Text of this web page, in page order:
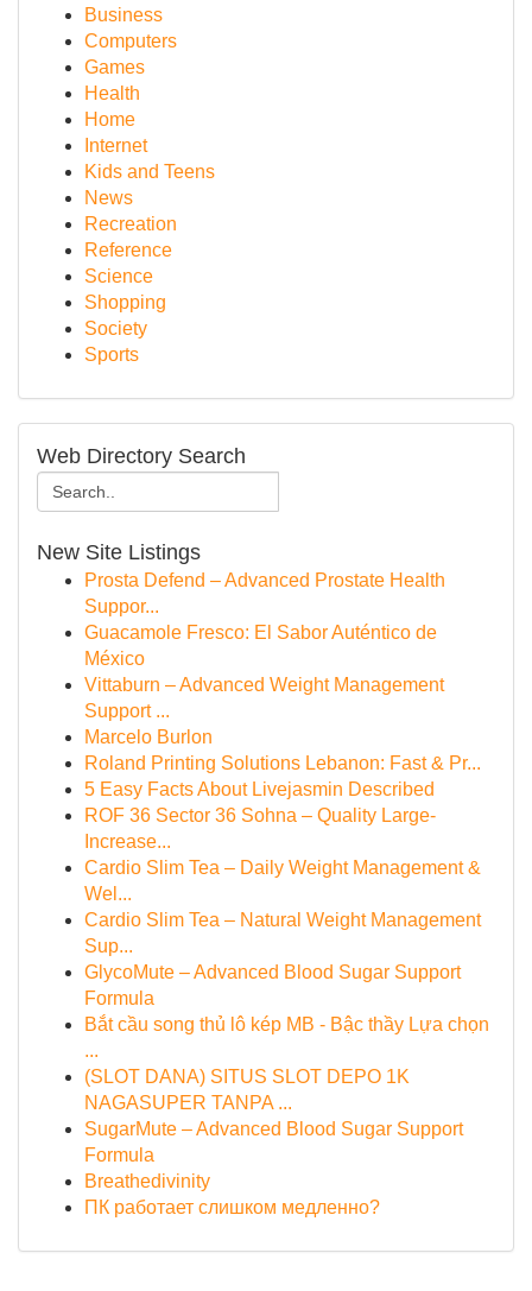
Business
Computers
Games
Health
Home
Internet
Kids and Teens
News
Recreation
Reference
Science
Shopping
Society
Sports
Web Directory Search
New Site Listings
Prosta Defend – Advanced Prostate Health
Suppor...
Guacamole Fresco: El Sabor Auténtico de
México
Vittaburn – Advanced Weight Management
Support ...
Marcelo Burlon
Roland Printing Solutions Lebanon: Fast & Pr...
5 Easy Facts About Livejasmin Described
ROF 36 Sector 36 Sohna – Quality Large-
Increase...
Cardio Slim Tea – Daily Weight Management &
Wel...
Cardio Slim Tea – Natural Weight Management
Sup...
GlycoMute – Advanced Blood Sugar Support
Formula
Bắt cầu song thủ lô kép MB - Bậc thầy Lựa chọn
...
(SLOT DANA) SITUS SLOT DEPO 1K
NAGASUPER TANPA ...
SugarMute – Advanced Blood Sugar Support
Formula
Breathedivinity
ПК работает слишком медленно?